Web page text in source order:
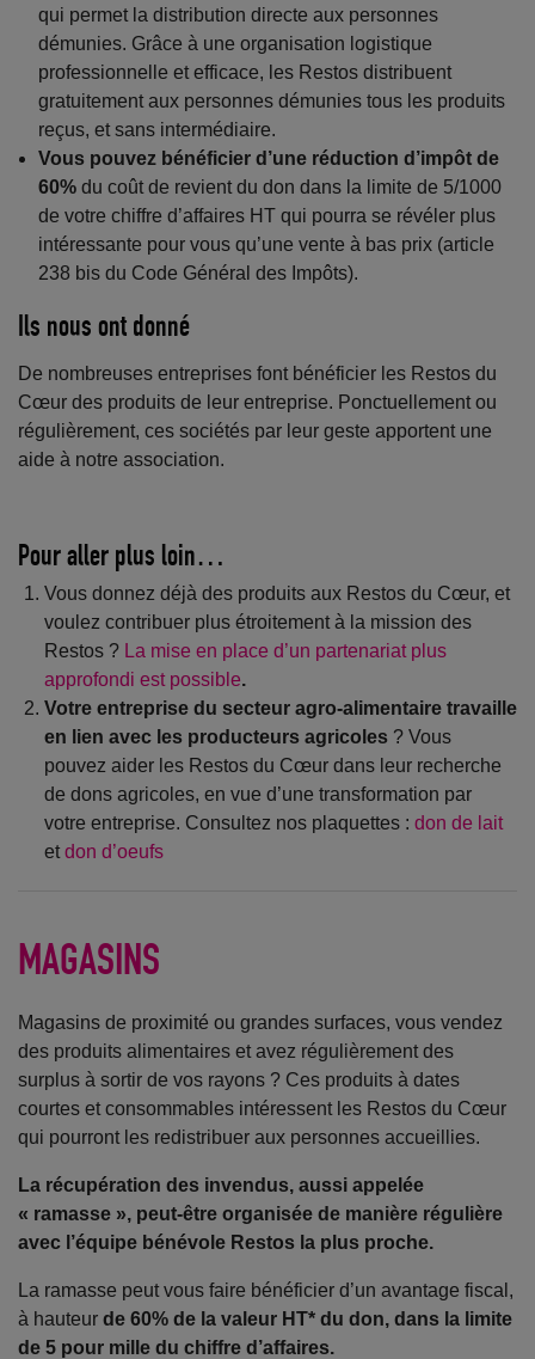
qui permet la distribution directe aux personnes
démunies. Grâce à une organisation logistique
professionnelle et efficace, les Restos distribuent
gratuitement aux personnes démunies tous les produits
reçus, et sans intermédiaire.
Vous pouvez bénéficier d’une réduction d’impôt de
60% du coût de revient du don dans la limite de 5/1000
de votre chiffre d’affaires HT qui pourra se révéler plus
intéressante pour vous qu’une vente à bas prix (article
238 bis du Code Général des Impôts).
Ils nous ont donné
De nombreuses entreprises font bénéficier les Restos du
Cœur des produits de leur entreprise. Ponctuellement ou
régulièrement, ces sociétés par leur geste apportent une
aide à notre association.
Pour aller plus loin…
Vous donnez déjà des produits aux Restos du Cœur, et
voulez contribuer plus étroitement à la mission des
Restos ? La mise en place d’un partenariat plus
approfondi est possible.
Votre entreprise du secteur agro-alimentaire travaille
en lien avec les producteurs agricoles ? Vous
pouvez aider les Restos du Cœur dans leur recherche
de dons agricoles, en vue d’une transformation par
votre entreprise. Consultez nos plaquettes :don de lait
etdon d’oeufs
MAGASINS
Magasins de proximité ou grandes surfaces, vous vendez
des produits alimentaires et avez régulièrement des
surplus à sortir de vos rayons ? Ces produits à dates
courtes et consommables intéressent les Restos du Cœur
qui pourront les redistribuer aux personnes accueillies.
La récupération des invendus, aussi appelée
« ramasse », peut-être organisée de manière régulière
avec l’équipe bénévole Restos la plus proche.
La ramasse peut vous faire bénéficier d’un avantage fiscal,
à hauteur de 60% de la valeur HT* du don, dans la limite
de 5 pour mille du chiffre d’affaires.